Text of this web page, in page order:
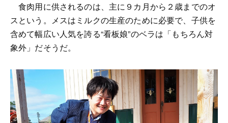
食肉用に供されるのは、主に９カ月から２歳までのオ
スという。メスはミルクの生産のために必要で、子供を
含めて幅広い人気を誇る“看板娘”のベラは「もちろん対
象外」だそうだ。